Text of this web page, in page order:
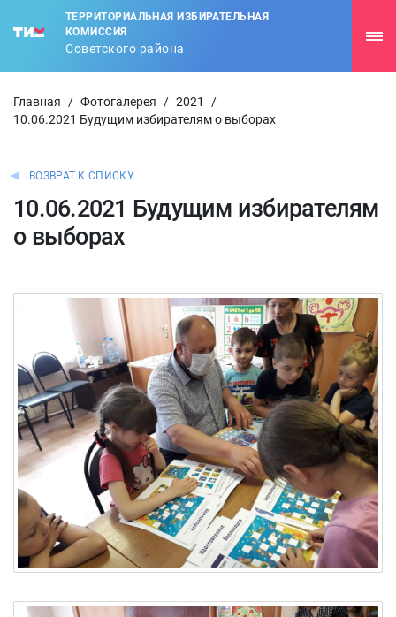
ТЕРРИТОРИАЛЬНАЯ ИЗБИРАТЕЛЬНАЯ
КОМИССИЯ
Советского района
Главная / Фотогалерея / 2021
/
10.06.2021 Будущим избирателям о выборах
ВОЗВРАТ К СПИСКУ
10.06.2021 Будущим избирателям
о выборах